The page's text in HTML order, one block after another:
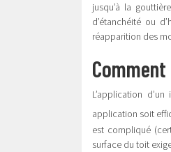
jusqu’à la
d’étanchéité ou
réapparition des
L’application
application soit
est compliqué
surface du toit